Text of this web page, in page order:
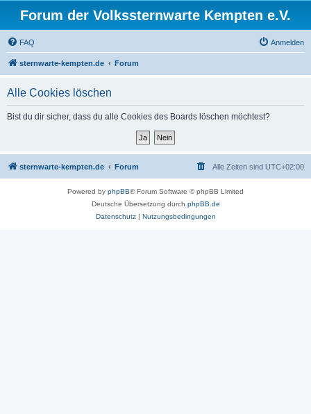
Forum der Volkssternwarte Kempten e.V.
FAQ Anmelden
sternwarte-kempten.de Forum
Alle Cookies löschen
Bist du dir sicher, dass du alle Cookies des Boards löschen möchtest?
sternwarte-kempten.de Forum Alle Zeiten sind UTC+02:00
Powered by phpBB® Forum Software © phpBB Limited
Deutsche Übersetzung durch phpBB.de
Datenschutz| Nutzungsbedingungen